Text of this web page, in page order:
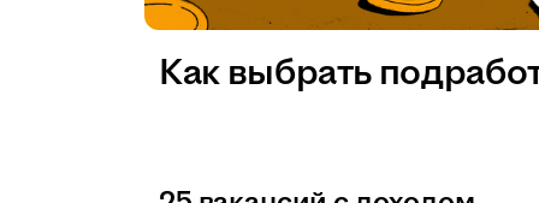
Как выбрать